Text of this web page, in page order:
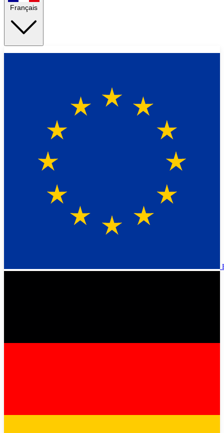
Français